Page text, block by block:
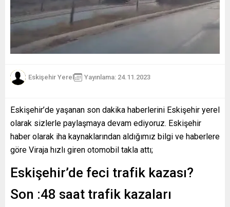
Eskişehir Yerel Yayınlama: 24.11.2023
Eskişehir’de yaşanan son dakika haberlerini Eskişehir yerel
olarak sizlerle paylaşmaya devam ediyoruz. Eskişehir
haber olarak iha kaynaklarından aldığımız bilgi ve haberlere
göre Viraja hızlı giren otomobil takla attı;
Eskişehir’de feci trafik kazası?
Son :48 saat trafik kazaları